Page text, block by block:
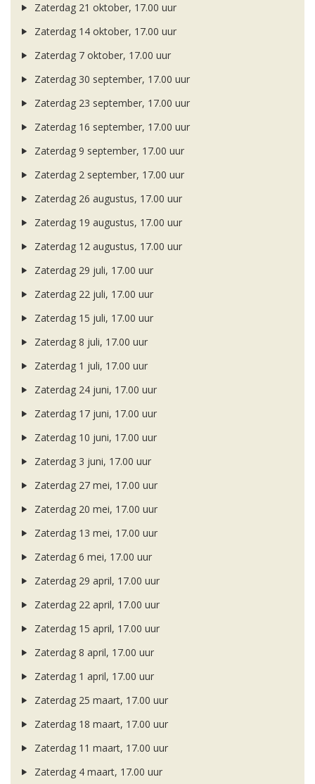
Zaterdag 21 oktober, 17.00 uur
Zaterdag 14 oktober, 17.00 uur
Zaterdag 7 oktober, 17.00 uur
Zaterdag 30 september, 17.00 uur
Zaterdag 23 september, 17.00 uur
Zaterdag 16 september, 17.00 uur
Zaterdag 9 september, 17.00 uur
Zaterdag 2 september, 17.00 uur
Zaterdag 26 augustus, 17.00 uur
Zaterdag 19 augustus, 17.00 uur
Zaterdag 12 augustus, 17.00 uur
Zaterdag 29 juli, 17.00 uur
Zaterdag 22 juli, 17.00 uur
Zaterdag 15 juli, 17.00 uur
Zaterdag 8 juli, 17.00 uur
Zaterdag 1 juli, 17.00 uur
Zaterdag 24 juni, 17.00 uur
Zaterdag 17 juni, 17.00 uur
Zaterdag 10 juni, 17.00 uur
Zaterdag 3 juni, 17.00 uur
Zaterdag 27 mei, 17.00 uur
Zaterdag 20 mei, 17.00 uur
Zaterdag 13 mei, 17.00 uur
Zaterdag 6 mei, 17.00 uur
Zaterdag 29 april, 17.00 uur
Zaterdag 22 april, 17.00 uur
Zaterdag 15 april, 17.00 uur
Zaterdag 8 april, 17.00 uur
Zaterdag 1 april, 17.00 uur
Zaterdag 25 maart, 17.00 uur
Zaterdag 18 maart, 17.00 uur
Zaterdag 11 maart, 17.00 uur
Zaterdag 4 maart, 17.00 uur